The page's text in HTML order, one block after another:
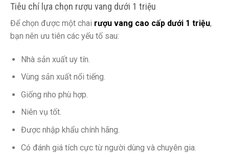
Tiêu chí lựa chọn rượu vang dưới 1 triệu
Để chọn được một chai rượu vang cao cấp dưới 1 triệu,
bạn nên ưu tiên các yếu tố sau:
Nhà sản xuất uy tín.
Vùng sản xuất nổi tiếng.
Giống nho phù hợp.
Niên vụ tốt.
Được nhập khẩu chính hãng.
Có đánh giá tích cực từ người dùng và chuyên gia.